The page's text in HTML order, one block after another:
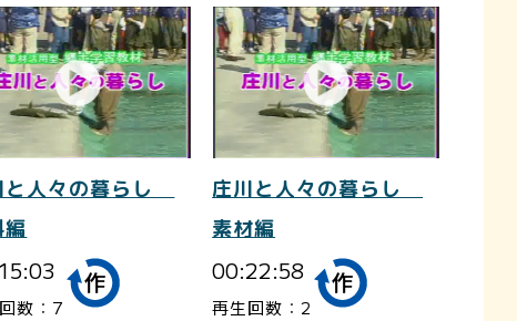
と人々の暮らし
編
数：7
庄川と人々の暮らし
素材編
00:22:58
再生回数：2